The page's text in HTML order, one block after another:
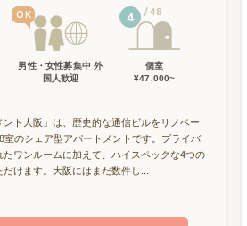
OK
男性・女性募集中 外
国人歓迎
4 48
個室
¥47,000~
ント大阪」は、歴史的な通信ビルをリノベー
室のシェア型アパートメントです。プライバ
ワンルームに加えて、ハイスペックな4つの
けます。大阪にはまだ数件し...